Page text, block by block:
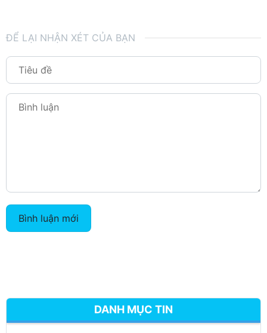
ĐỂ LẠI NHẬN XÉT CỦA BẠN
Bình luận mới
DANH MỤC TIN